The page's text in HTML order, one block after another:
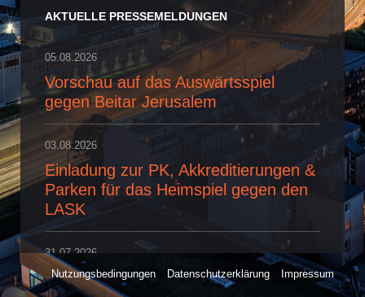
AKTUELLE PRESSEMELDUNGEN
05.08.2026
Vorschau auf das Auswärtsspiel
gegen Beitar Jerusalem
03.08.2026
Einladung zur PK, Akkreditierungen &
Parken für das Heimspiel gegen den
LASK
31.07.2026
Vorschau auf den Bundesliga-Auftakt
Nutzungsbedingungen Datenschutzerklärung Impressum